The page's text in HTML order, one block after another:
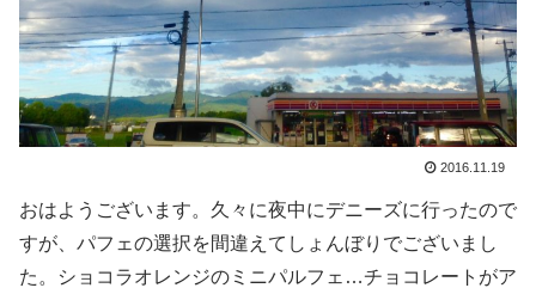
2016.11.19
おはようございます。久々に夜中にデニーズに行ったので
すが、パフェの選択を間違えてしょんぼりでございまし
た。ショコラオレンジのミニパルフェ…チョコレートがア